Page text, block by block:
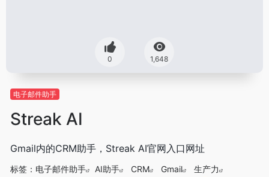
0 1,648
电子邮件助手
Streak AI
Gmail内的CRM助手，Streak AI官网入口网址
标签： 电子邮件助手 AI助手 CRM Gmail 生产力